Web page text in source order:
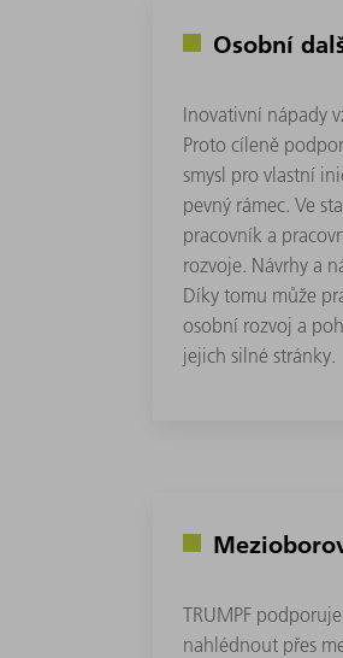
Osobní
Inovativní nápady
Proto cíleně
smysl pro vlastní
pevný rámec. Ve
pracovník a
rozvoje. Návrhy a
Díky tomu může
osobní rozvoj a
jejich silné stránky.
TRUMPF
nahlédnout přes